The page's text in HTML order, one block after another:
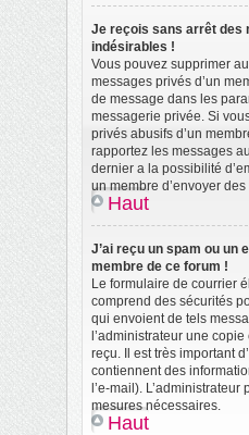
Je reçois sans arrêt des
indésirables !
Vous pouvez supprimer
messages privés d’un
de message dans les
messagerie privée. Si
privés abusifs d’un
rapportez les messages
dernier a la possibilité
un membre d’envoyer
Haut
J’ai reçu un spam ou un
membre de ce forum !
Le formulaire de courrier
comprend des sécurités
qui envoient de tels
l’administrateur une copie
reçu. Il est très important
contiennent des
l’e-mail).
mesures nécessaires.
Haut